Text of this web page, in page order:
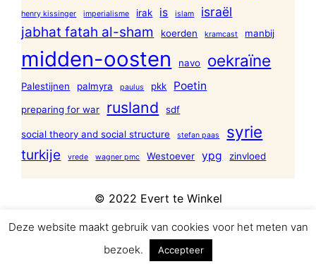
henry kissinger imperialisme irak is islam israël
jabhat fatah al-sham koerden kramcast manbij
midden-oosten navo oekraïne
Palestijnen palmyra paulus pkk Poetin
preparing for war rusland sdf
social theory and social structure stefan paas syrie
turkije vrede wagner pmc Westoever ypg zinvloed
© 2022 Evert te Winkel
Deze website maakt gebruik van cookies voor het meten van
bezoek.
Accepteer